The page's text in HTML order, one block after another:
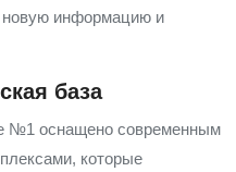
новую информацию и
база
№1 оснащено современным
которые